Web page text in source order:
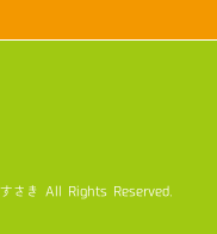
さき All Rights Reserved.